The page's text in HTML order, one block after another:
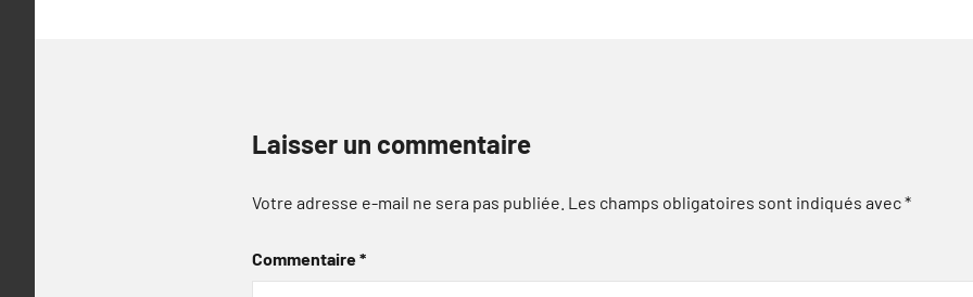
Laisser un commentaire
Votre adresse e-mail ne sera pas publiée. Les champs obligatoires sont indiqués avec*
Commentaire*